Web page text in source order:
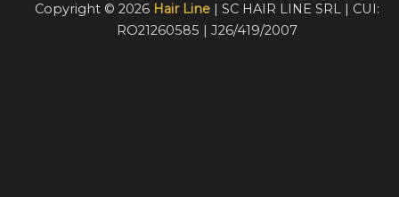
Copyright © 2026 Hair Line| SC HAIR LINE SRL | CUI:
RO21260585 | J26/419/2007